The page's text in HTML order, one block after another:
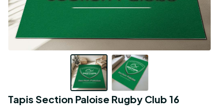
Tapis Section Paloise Rugby Club 16